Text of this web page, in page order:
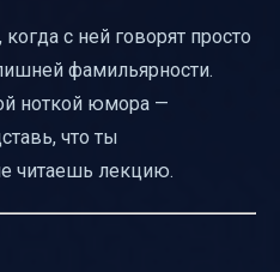
с ней говорят просто
фамильярности.
ноткой юмора —
что ты
читаешь лекцию.